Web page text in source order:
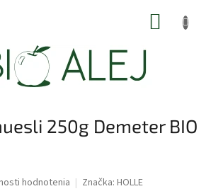
250g Demeter BIO
hodnotenia Značka: HOLLE